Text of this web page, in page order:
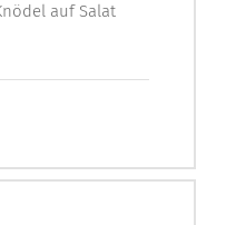
auf Salat